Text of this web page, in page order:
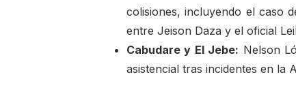
colisiones, incluyendo el caso
entre Jeison Daza y el oficial
Cabudare y El Jebe: Nelson
asistencial tras incidentes en la